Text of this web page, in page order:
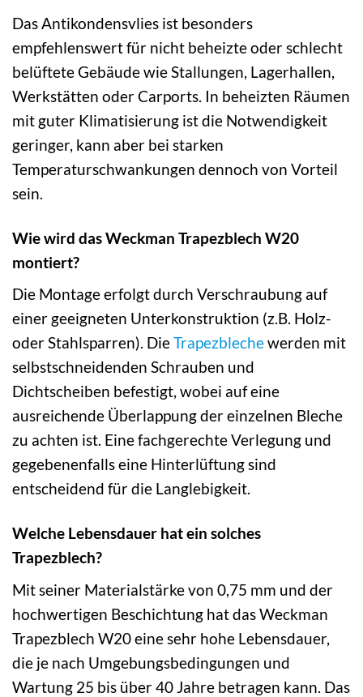
Das Antikondensvlies ist besonders
empfehlenswert für nicht beheizte oder schlecht
belüftete Gebäude wie Stallungen, Lagerhallen,
Werkstätten oder Carports. In beheizten Räumen
mit guter Klimatisierung ist die Notwendigkeit
geringer, kann aber bei starken
Temperaturschwankungen dennoch von Vorteil
sein.
Wie wird das Weckman Trapezblech W20
montiert?
Die Montage erfolgt durch Verschraubung auf
einer geeigneten Unterkonstruktion (z.B. Holz-
oder Stahlsparren). DieTrapezblechewerden mit
selbstschneidenden Schrauben und
Dichtscheiben befestigt, wobei auf eine
ausreichende Überlappung der einzelnen Bleche
zu achten ist. Eine fachgerechte Verlegung und
gegebenenfalls eine Hinterlüftung sind
entscheidend für die Langlebigkeit.
Welche Lebensdauer hat ein solches
Trapezblech?
Mit seiner Materialstärke von 0,75 mm und der
hochwertigen Beschichtung hat das Weckman
Trapezblech W20 eine sehr hohe Lebensdauer,
die je nach Umgebungsbedingungen und
Wartung 25 bis über 40 Jahre betragen kann. Das